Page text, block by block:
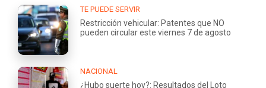
TE PUEDE SERVIR
Restricción vehicular: Patentes que NO
pueden circular este viernes 7 de agosto
NACIONAL
¿Hubo suerte hoy?: Resultados del Loto